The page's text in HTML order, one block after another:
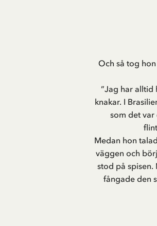
Och så tog
”Jag har alltid
knakar. I
som det var
Medan hon
väggen och
stod på spisen.
fångade den